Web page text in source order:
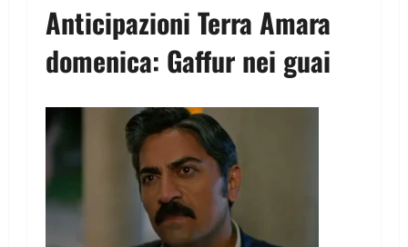
Anticipazioni Terra Amara
domenica: Gaffur nei guai